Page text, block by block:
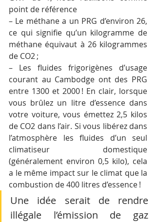
point de référence
– Le méthane a un PRG d’environ 26,
ce qui signifie qu’un kilogramme de
méthane équivaut à 26 kilogrammes
de CO2 ;
– Les fluides frigorigènes d’usage
courant au Cambodge ont des PRG
entre 1300 et 2000 ! En clair, lorsque
vous brûlez un litre d’essence dans
votre voiture, vous émettez 2,5 kilos
de CO2 dans l’air. Si vous libérez dans
l’atmosphère les fluides d’un seul
climatiseur domestique
(généralement environ 0,5 kilo), cela
a le même impact sur le climat que la
combustion de 400 litres d’essence !
Une idée serait de rendre
illégale l’émission de gaz